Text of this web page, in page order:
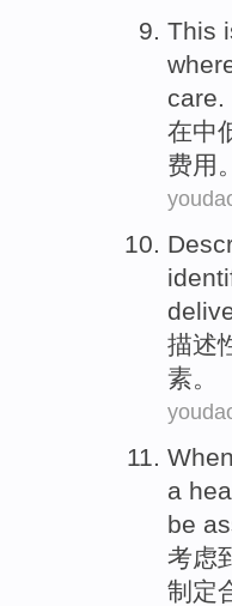
This
care.
在中
费用。
描述
素。
a
be
考虑
制定